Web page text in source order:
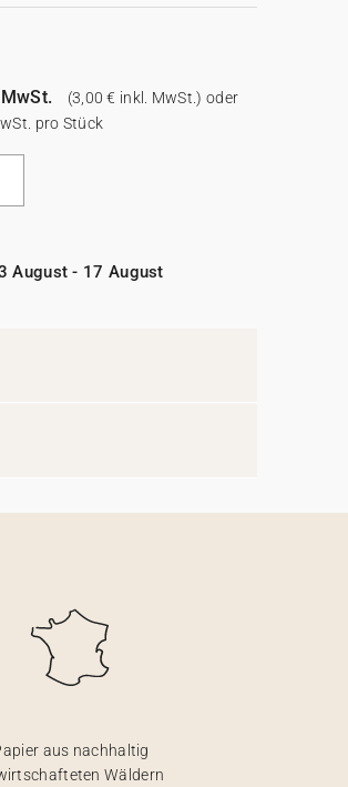
(3,00 € inkl. MwSt.) oder
pro Stück
August - 17 August
aus nachhaltig
Wäldern